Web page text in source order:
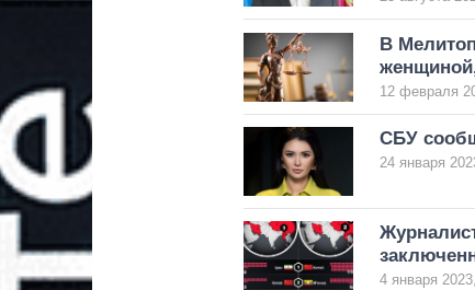
В
12 февраля
СБУ
24 января
4 января